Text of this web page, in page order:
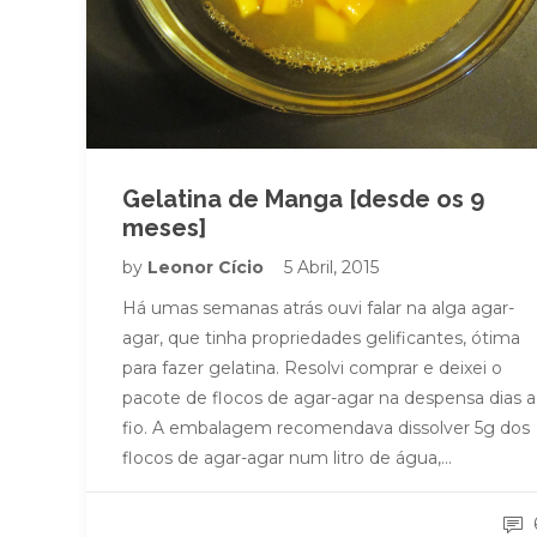
Gelatina de Manga [desde os 9
meses]
by Leonor Cício
5 Abril, 2015
Há umas semanas atrás ouvi falar na alga agar-
agar, que tinha propriedades gelificantes, ótima
para fazer gelatina. Resolvi comprar e deixei o
pacote de flocos de agar-agar na despensa dias a
fio. A embalagem recomendava dissolver 5g dos
flocos de agar-agar num litro de água,…